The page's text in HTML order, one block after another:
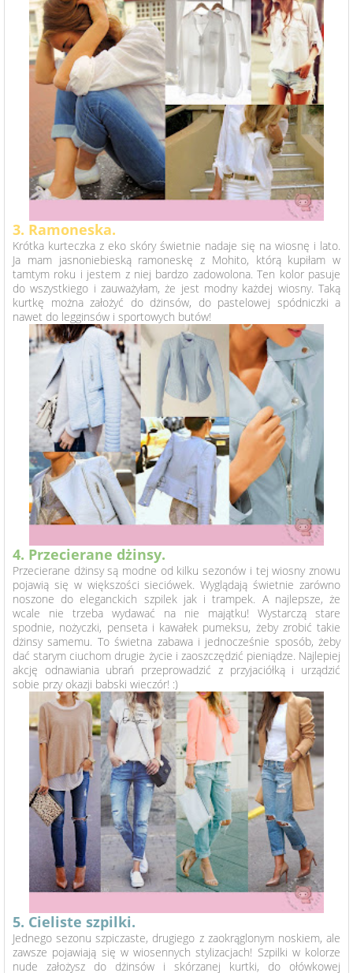
3. Ramoneska.
Krótka kurteczka z eko skóry świetnie nadaje się na wiosnę i lato.
Ja mam jasnoniebieską ramoneskę z Mohito, którą kupiłam w
tamtym roku i jestem z niej bardzo zadowolona. Ten kolor pasuje
do wszystkiego i zauważyłam, że jest modny każdej wiosny. Taką
kurtkę można założyć do dżinsów, do pastelowej spódniczki a
nawet do legginsów i sportowych butów!
4. Przecierane dżinsy.
Przecierane dżinsy są modne od kilku sezonów i tej wiosny znowu
pojawią się w większości sieciówek. Wyglądają świetnie zarówno
noszone do eleganckich szpilek jak i trampek. A najlepsze, że
wcale nie trzeba wydawać na nie majątku! Wystarczą stare
spodnie, nożyczki, penseta i kawałek pumeksu, żeby zrobić takie
dżinsy samemu. To świetna zabawa i jednocześnie sposób, żeby
dać starym ciuchom drugie życie i zaoszczędzić pieniądze. Najlepiej
akcję odnawiania ubrań przeprowadzić z przyjaciółką i urządzić
sobie przy okazji babski wieczór! :)
5. Cieliste szpilki.
Jednego sezonu szpiczaste, drugiego z zaokrąglonym noskiem, ale
zawsze pojawiają się w wiosennych stylizacjach! Szpilki w kolorze
nude założysz do dżinsów i skórzanej kurtki, do ołówkowej